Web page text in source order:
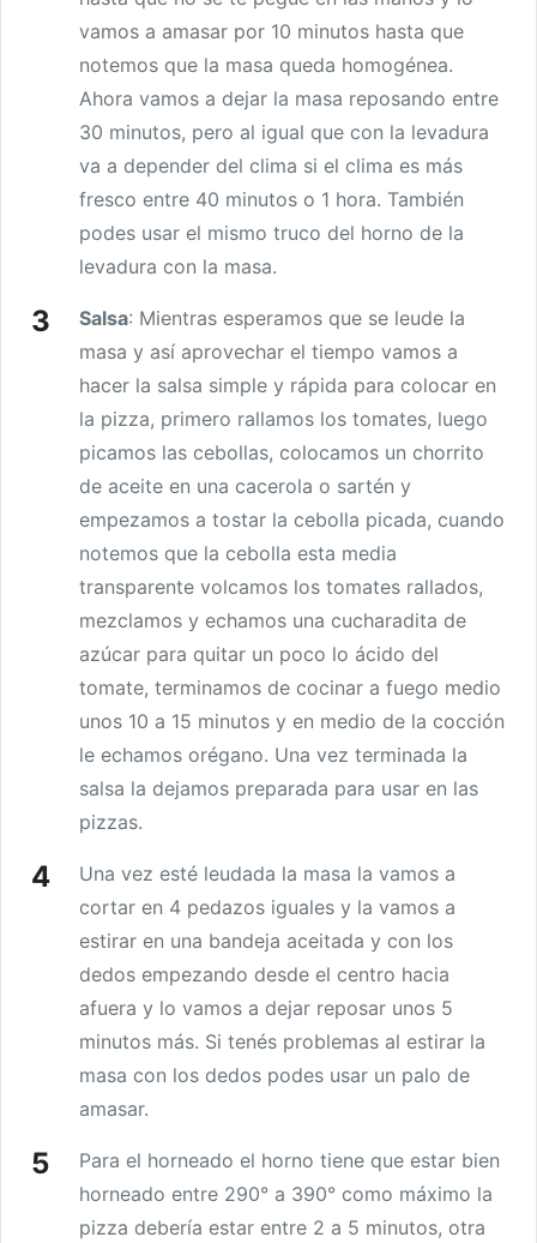
vamos a amasar por 10 minutos hasta que
notemos que la masa queda homogénea.
Ahora vamos a dejar la masa reposando entre
30 minutos, pero al igual que con la levadura
va a depender del clima si el clima es más
fresco entre 40 minutos o 1 hora. También
podes usar el mismo truco del horno de la
levadura con la masa.
Salsa: Mientras esperamos que se leude la
masa y así aprovechar el tiempo vamos a
hacer la salsa simple y rápida para colocar en
la pizza, primero rallamos los tomates, luego
picamos las cebollas, colocamos un chorrito
de aceite en una cacerola o sartén y
empezamos a tostar la cebolla picada, cuando
notemos que la cebolla esta media
transparente volcamos los tomates rallados,
mezclamos y echamos una cucharadita de
azúcar para quitar un poco lo ácido del
tomate, terminamos de cocinar a fuego medio
unos 10 a 15 minutos y en medio de la cocción
le echamos orégano. Una vez terminada la
salsa la dejamos preparada para usar en las
pizzas.
Una vez esté leudada la masa la vamos a
cortar en 4 pedazos iguales y la vamos a
estirar en una bandeja aceitada y con los
dedos empezando desde el centro hacia
afuera y lo vamos a dejar reposar unos 5
minutos más. Si tenés problemas al estirar la
masa con los dedos podes usar un palo de
amasar.
Para el horneado el horno tiene que estar bien
horneado entre 290° a 390° como máximo la
pizza debería estar entre 2 a 5 minutos, otra